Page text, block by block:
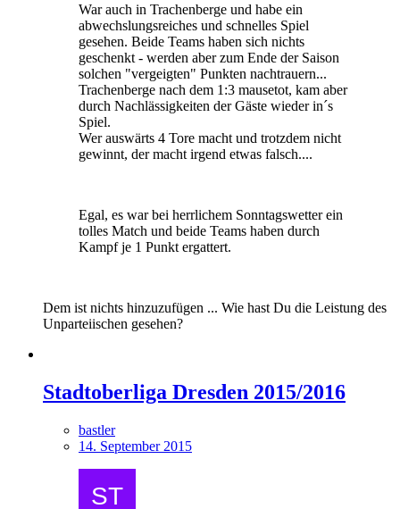
War auch in Trachenberge und habe ein
abwechslungsreiches und schnelles Spiel
gesehen. Beide Teams haben sich nichts
geschenkt - werden aber zum Ende der Saison
solchen "vergeigten" Punkten nachtrauern...
Trachenberge nach dem 1:3 mausetot, kam aber
durch Nachlässigkeiten der Gäste wieder in´s
Spiel.
Wer auswärts 4 Tore macht und trotzdem nicht
gewinnt, der macht irgend etwas falsch....
Egal, es war bei herrlichem Sonntagswetter ein
tolles Match und beide Teams haben durch
Kampf je 1 Punkt ergattert.
Dem ist nichts hinzuzufügen ... Wie hast Du die Leistung des
Unparteiischen gesehen?
Stadtoberliga Dresden 2015/2016
bastler
14. September 2015